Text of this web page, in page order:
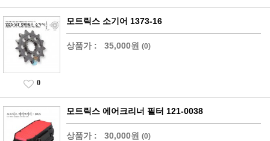
모트릭스 소기어 1373-16
상품가 : 35,000원 (0)
0
모트릭스 에어크리너 필터 121-0038
상품가 : 30,000원 (0)